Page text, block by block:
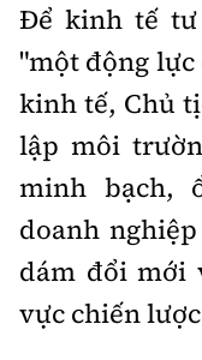
soạn
Để kinh tế
"một động
kinh tế, Chủ
lập môi
minh bạch,
doanh
dám đổi mới
vực chiến